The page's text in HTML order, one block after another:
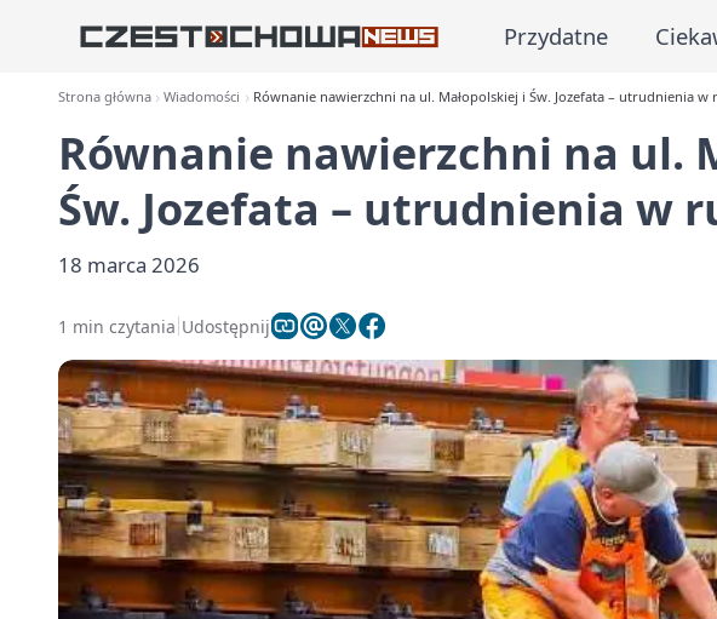
Przydatne
Strona główna Wiadomości Równanie nawierzchni na ul. Małopolskiej i Św. Jozefata – utrudnienia w
Równanie nawierzchni na ul.
Św. Jozefata – utrudnienia w
18 marca 2026
1 min czytania Udostępnij